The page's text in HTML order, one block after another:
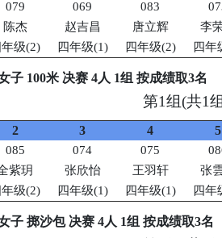
079 069 083
陈杰 赵吉昌 唐立辉
李
年级(2) 四年级(1) 四年级(2) 四年
子 100米 决赛 4人 1组 按成绩取3名
第1组(共1
2 3 4 5
085 074 075
紫玥 张欣怡 王羽轩
张
年级(2) 四年级(1) 四年级(1) 四年
子 掷沙包 决赛 4人 1组 按成绩取3名